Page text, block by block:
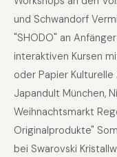
und Schwandorf
"SHODO" an
interaktiven Kursen
oder Papier
Japandult München,
Weihnachtsmarkt
Originalprodukte"
bei Swarovski